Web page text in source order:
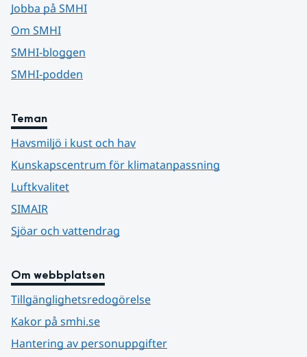
Jobba på SMHI
Om SMHI
SMHI-bloggen
SMHI-podden
Teman
Havsmiljö i kust och hav
Kunskapscentrum för klimatanpassning
Luftkvalitet
SIMAIR
Sjöar och vattendrag
Om webbplatsen
Tillgänglighetsredogörelse
Kakor på smhi.se
Hantering av personuppgifter